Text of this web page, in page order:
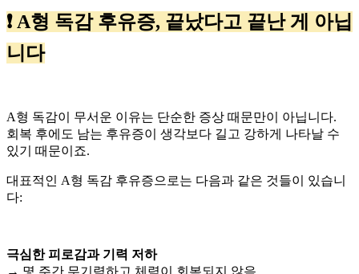
❗ A형 독감 후유증, 끝났다고 끝난 게 아닙
니다
A형 독감이 무서운 이유는 단순한 증상 때문만이 아닙니다.
회복 후에도 남는 후유증이 생각보다 길고 강하게 나타날 수
있기 때문이죠.
대표적인 A형 독감 후유증으로는 다음과 같은 것들이 있습니
다:
극심한 피로감과 기력 저하
→ 몇 주간 무기력하고 체력이 회복되지 않음